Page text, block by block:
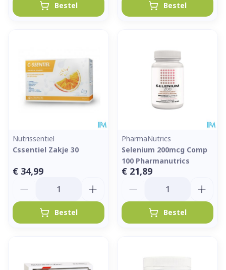
Bestel Bestel
Nutrissentiel
Cssentiel Zakje 30
€ 34,99
Bestel
PharmaNutrics
Selenium 200mcg Comp
100 Pharmanutrics
€ 21,89
Bestel